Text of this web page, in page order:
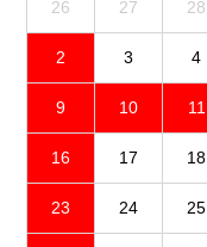
26 27 28
2 3 4
9 10 11
16 17 18
23 24 25